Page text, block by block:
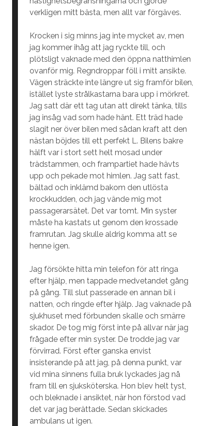
verkligen mitt bästa, men allt var förgäves.
Krocken i sig minns jag inte mycket av, men
jag kommer ihåg att jag ryckte till, och
plötsligt vaknade med den öppna natthimlen
ovanför mig. Regndroppar föll i mitt ansikte.
Vägen sträckte inte längre ut sig framför bilen,
istället lyste strålkastarna bara upp i mörkret.
Jag satt där ett tag utan att direkt tänka, tills
jag insåg vad som hade hänt. Ett träd hade
slagit ner över bilen med sådan kraft att den
nästan böjdes till ett perfekt L. Bilens bakre
hälft var i stort sett helt mosad under
trädstammen, och frampartiet hade hävts
upp och pekade mot himlen. Jag satt fast,
bältad och inklämd bakom den utlösta
krockkudden, och jag vände mig mot
passagerarsätet. Det var tomt. Min syster
måste ha kastats ut genom den krossade
framrutan. Jag skulle aldrig komma att se
henne igen.
Jag försökte hitta min telefon för att ringa
efter hjälp, men tappade medvetandet gång
på gång. Till slut passerade en annan bil i
natten, och ringde efter hjälp. Jag vaknade på
sjukhuset med förbunden skalle och smärre
skador. De tog mig först inte på allvar när jag
frågade efter min syster. De trodde jag var
förvirrad. Först efter ganska envist
insisterande på att jag, på denna punkt, var
vid mina sinnens fulla bruk lyckades jag nå
fram till en sjuksköterska. Hon blev helt tyst,
och bleknade i ansiktet, när hon förstod vad
det var jag berättade. Sedan skickades
ambulans ut igen.